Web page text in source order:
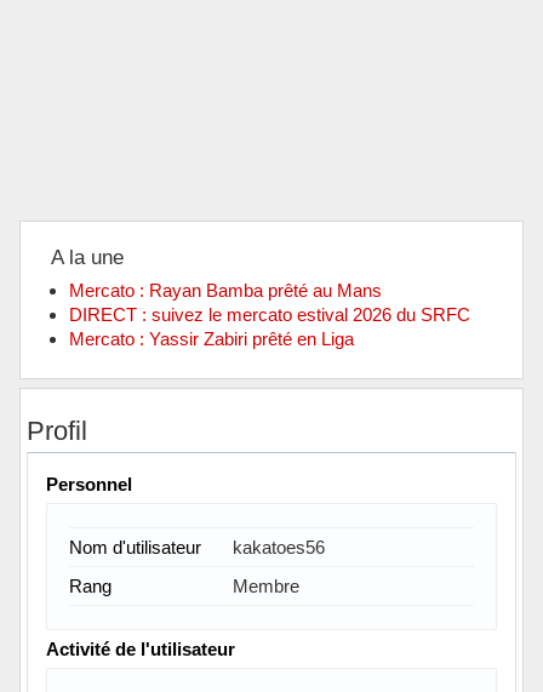
A la une
Mercato : Rayan Bamba prêté au Mans
DIRECT : suivez le mercato estival 2026 du SRFC
Mercato : Yassir Zabiri prêté en Liga
Profil
Personnel
Nom d'utilisateur
kakatoes56
Rang
Membre
Activité de l'utilisateur